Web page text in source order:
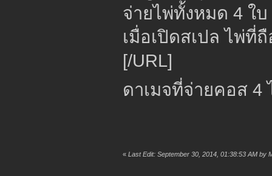
จ่ายไพ่ทั้งหมด 4 ใ
เมื่อเปิดสเปล ไพ่ที่
[/URL]
ดาเมจที่จ่ายคอส
« Last Edit: September 30, 2014, 01:38:53 AM by